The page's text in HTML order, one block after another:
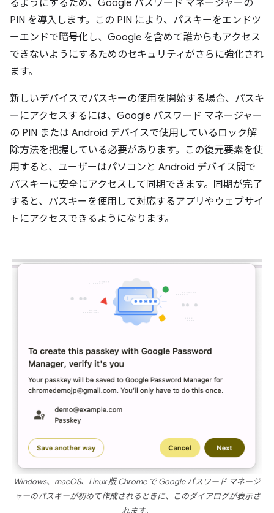
るようにするため、Google パスワード マネージャーの
PIN を導入します。この PIN により、パスキーをエンドツ
ーエンドで暗号化し、Google を含めて誰からもアクセス
できないようにするためのセキュリティがさらに強化され
ます。
新しいデバイスでパスキーの使用を開始する場合、パスキ
ーにアクセスするには、Google パスワード マネージャー
の PIN または Android デバイスで使用しているロック解
除方法を把握している必要があります。この復元要素を使
用すると、ユーザーはパソコンと Android デバイス間で
パスキーに安全にアクセスして同期できます。同期が完了
すると、パスキーを使用して対応するアプリやウェブサイ
トにアクセスできるようになります。
Windows、macOS、Linux 版 Chrome で Google パスワード マネージ
ャーのパスキーが初めて作成されるときに、このダイアログが表示さ
れます。